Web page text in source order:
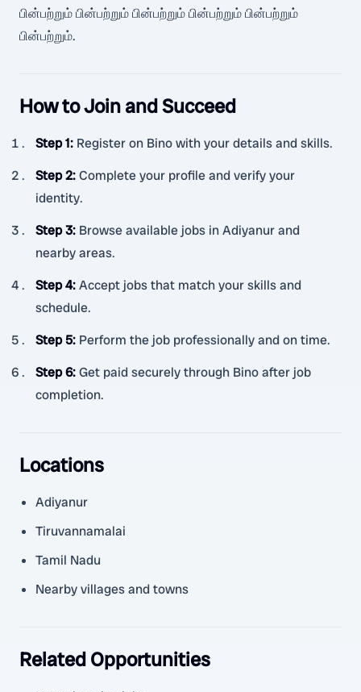
பின்பற்றும் பின்பற்றும் பின்பற்றும் பின்பற்றும் பின்பற்றும்
பின்பற்றும்.
How to Join and Succeed
Step 1: Register on Bino with your details and skills.
Step 2:Complete your profile and verify your
identity.
Step 3: Browse available jobs in Adiyanur and
nearby areas.
Step 4:Accept jobs that match your skills and
schedule.
Step 5: Perform the job professionally and on time.
Step 6:Get paid securely through Bino after job
completion.
Locations
Adiyanur
Tiruvannamalai
Tamil Nadu
Nearby villages and towns
Related Opportunities